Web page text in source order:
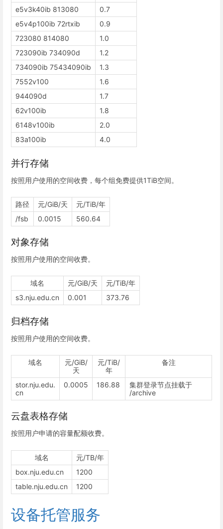
e5v3k40ib 813080
0.7
e5v4p100ib 72rtxib
0.9
723080 814080
1.0
723090ib 734090d
1.2
734090ib 75434090ib
1.3
7552v100
1.6
944090d
1.7
62v100ib
1.8
6148v100ib
2.0
83a100ib
4.0
并行存储
按照用户使用的空间收费，每个组免费提供1TiB空间。
路径 元/GiB/天
元/TiB/年
/fsb
0.0015 560.64
对象存储
按照用户使用的空间收费。
域名 元/GiB/天
元/TiB/年
s3.nju.edu.cn
0.001 373.76
归档存储
按照用户使用的空间收费。
域名
元/GiB/
天
元/TiB/
年
备注
stor.nju.edu.
cn
0.0005 186.88
集群登录节点挂载于
/archive
云盘表格存储
按照用户申请的容量配额收费。
域名
元/TB/年
box.nju.edu.cn
1200
table.nju.edu.cn
1200
设备托管服务